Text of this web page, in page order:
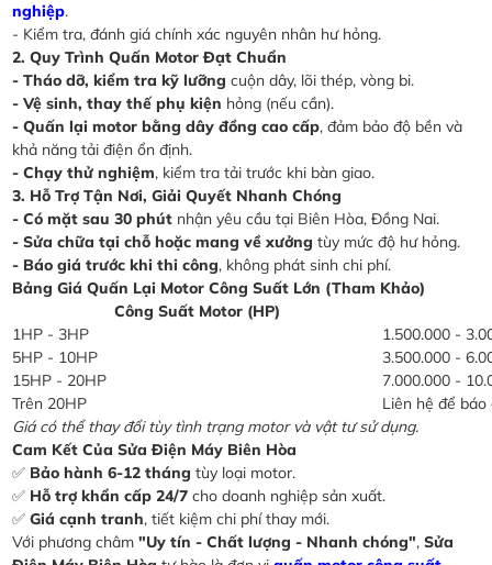
nghiệp.
- Kiểm tra, đánh giá chính xác nguyên nhân hư hỏng.
2. Quy Trình Quấn Motor Đạt Chuẩn
- Tháo dỡ, kiểm tra kỹ lưỡng cuộn dây, lõi thép, vòng bi.
- Vệ sinh, thay thế phụ kiện hỏng (nếu cần).
- Quấn lại motor bằng dây đồng cao cấp, đảm bảo độ bền và
khả năng tải điện ổn định.
- Chạy thử nghiệm, kiểm tra tải trước khi bàn giao.
3. Hỗ Trợ Tận Nơi, Giải Quyết Nhanh Chóng
- Có mặt sau 30 phút nhận yêu cầu tại Biên Hòa, Đồng Nai.
- Sửa chữa tại chỗ hoặc mang về xưởng tùy mức độ hư hỏng.
- Báo giá trước khi thi công, không phát sinh chi phí.
Bảng Giá Quấn Lại Motor Công Suất Lớn (Tham Khảo)
Công Suất Motor (HP)
1HP - 3HP
1.500.000 -
5HP - 10HP
3.500.000 -
15HP - 20HP
7.000.000 -
Trên 20HP
Liên hệ để báo
Giá có thể thay đổi tùy tình trạng motor và vật tư sử dụng.
Cam Kết Của Sửa Điện Máy Biên Hòa
✅ Bảo hành 6-12 tháng tùy loại motor.
✅ Hỗ trợ khẩn cấp 24/7 cho doanh nghiệp sản xuất.
✅Giá cạnh tranh, tiết kiệm chi phí thay mới.
Với phương châm"Uy tín - Chất lượng - Nhanh chóng",Sửa